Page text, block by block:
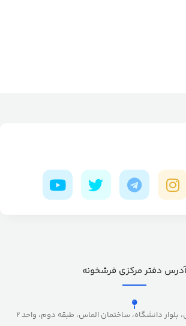
آدرس دفتر مرکزی فرشخونه
بلوار دانشگاه، ساختمان الماس، طبقه دوم، واحد 2